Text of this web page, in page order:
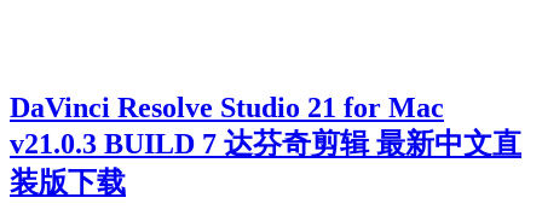
DaVinci Resolve Studio 21 for Mac
v21.0.3 BUILD 7 达芬奇剪辑 最新中文直
装版下载